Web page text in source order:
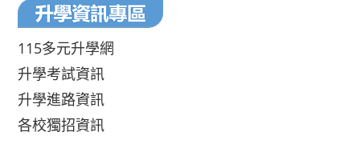
115多元升學網
升學考試資訊
升學進路資訊
各校獨招資訊